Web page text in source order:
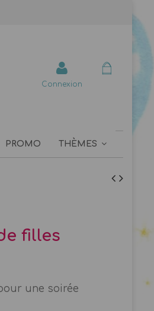
Connexion
PROMO THÈMES
filles
une soirée